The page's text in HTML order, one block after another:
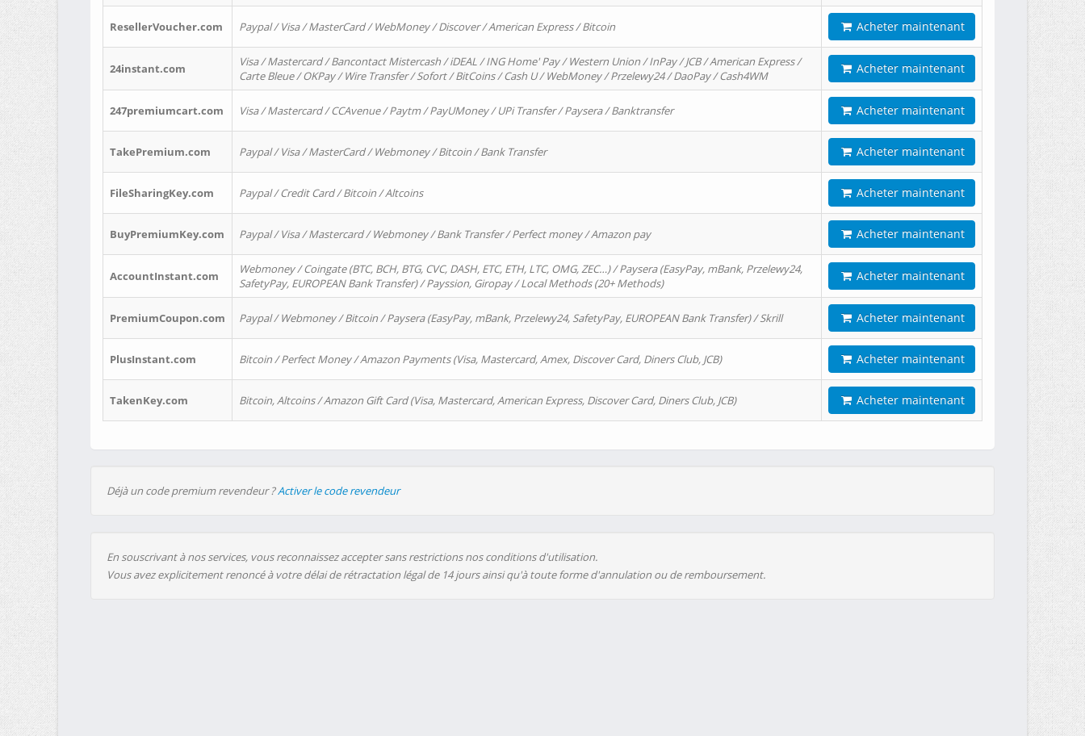
ResellerVoucher.com Paypal / Visa / MasterCard / WebMoney / Discover / American Express / Bitcoin Acheter maintenant
24instant.com
Visa / Mastercard / Bancontact Mistercash / iDEAL / ING Home' Pay / Western Union / InPay / JCB / American Express /
Carte Bleue / OKPay / Wire Transfer / Sofort / BitCoins / Cash U / WebMoney / Przelewy24 / DaoPay / Cash4WM
Acheter maintenant
247premiumcart.com Visa / Mastercard / CCAvenue / Paytm / PayUMoney / UPi Transfer / Paysera / Banktransfer Acheter maintenant
TakePremium.com Paypal / Visa / MasterCard / Webmoney / Bitcoin / Bank Transfer Acheter maintenant
FileSharingKey.com Paypal / Credit Card / Bitcoin / Altcoins Acheter maintenant
BuyPremiumKey.com Paypal / Visa / Mastercard / Webmoney / Bank Transfer / Perfect money / Amazon pay Acheter maintenant
AccountInstant.com
Webmoney / Coingate (BTC, BCH, BTG, CVC, DASH, ETC, ETH, LTC, OMG, ZEC…) / Paysera (EasyPay, mBank, Przelewy24,
SafetyPay, EUROPEAN Bank Transfer) / Payssion, Giropay / Local Methods (20+ Methods)
Acheter maintenant
PremiumCoupon.com Paypal / Webmoney / Bitcoin / Paysera (EasyPay, mBank, Przelewy24, SafetyPay, EUROPEAN Bank Transfer) / Skrill Acheter maintenant
PlusInstant.com Bitcoin / Perfect Money / Amazon Payments (Visa, Mastercard, Amex, Discover Card, Diners Club, JCB) Acheter maintenant
TakenKey.com Bitcoin, Altcoins / Amazon Gift Card (Visa, Mastercard, American Express, Discover Card, Diners Club, JCB) Acheter maintenant
Déjà un code premium revendeur ?Activer le code revendeur
En souscrivant à nos services, vous reconnaissez accepter sans restrictions nos conditions d'utilisation.
Vous avez explicitement renoncé à votre délai de rétractation légal de 14 jours ainsi qu'à toute forme d'annulation ou de remboursement.